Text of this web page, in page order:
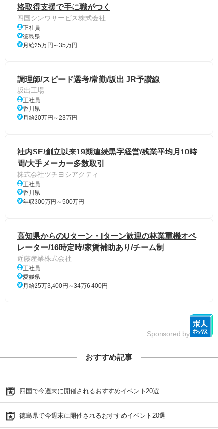
格取得支援で手に職がつく
四国シンワサービス株式会社
正社員
徳島県
月給25万円～35万円
調理師/スピード選考/常勤/坂出 JR予讃線
坂出工場
正社員
香川県
月給20万円～23万円
社内SE/創立以来19期連続黒字経営/残業平均月10時
間/大手メーカー多数取引
株式会社ツチヨシアクティ
正社員
香川県
年収300万円～500万円
高知県からのUターン・Iターン歓迎の林業重機オペ
レーター/16時定時/家賃補助あり/チーム制
近藤産業株式会社
正社員
愛媛県
月給25万3,400円～34万6,400円
Sponsored by
おすすめ記事
四国で今週末に開催されるおすすめイベント20選
徳島県で今週末に開催されるおすすめイベント20選